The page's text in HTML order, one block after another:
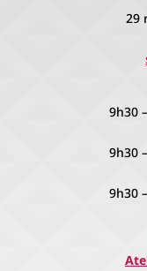
29
9h30
9h30
9h30